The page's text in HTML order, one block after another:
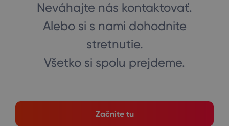
Neváhajte nás kontaktovať.
Alebo si s nami dohodnite
stretnutie.
Všetko si spolu prejdeme.
Začnite tu